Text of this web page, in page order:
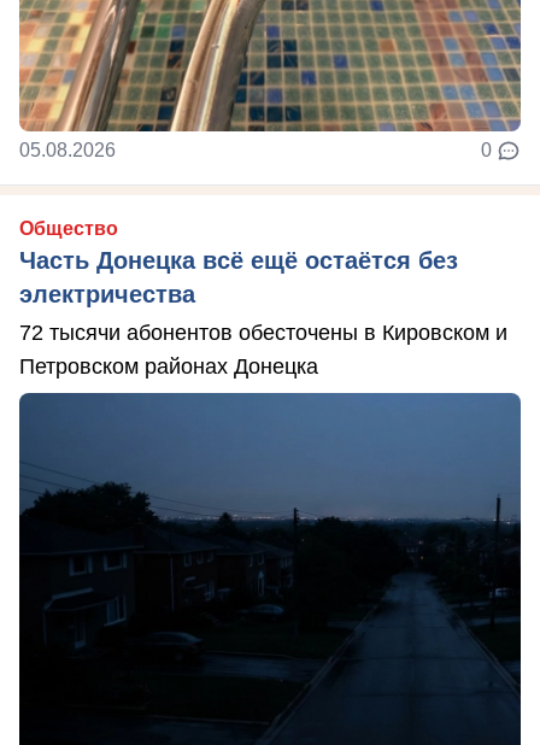
05.08.2026 0
Общество
Часть Донецка всё ещё остаётся без
электричества
72 тысячи абонентов обесточены в Кировском и
Петровском районах Донецка